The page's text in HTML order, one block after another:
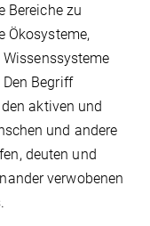
Bereiche zu
Ökosysteme,
Begriff
aktiven und
und andere
deuten und
verwobenen